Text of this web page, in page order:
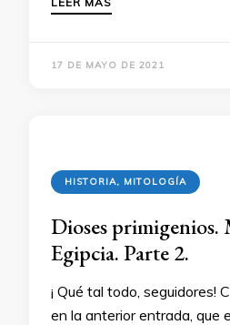
17 DE MAYO DE 2021
HISTORIA, MITOLOGÍA
Dioses
Egipcia. Parte 2.
¡ Qué tal todo, seguidores!
en la anterior entrada, que